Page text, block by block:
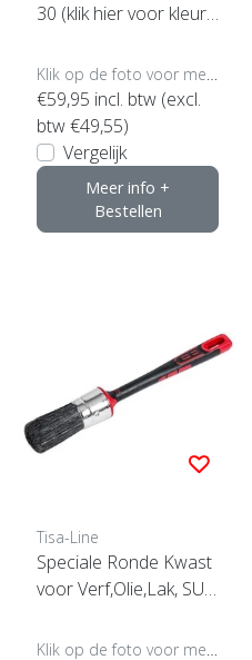
30 (klik hier voor kleur
€59,95 incl. btw (excl.
btw €49,55)
Vergelijk
Meer info +
Bestellen
Tisa-Line
Speciale Ronde Kwast
voor Verf,Olie,Lak, SUP